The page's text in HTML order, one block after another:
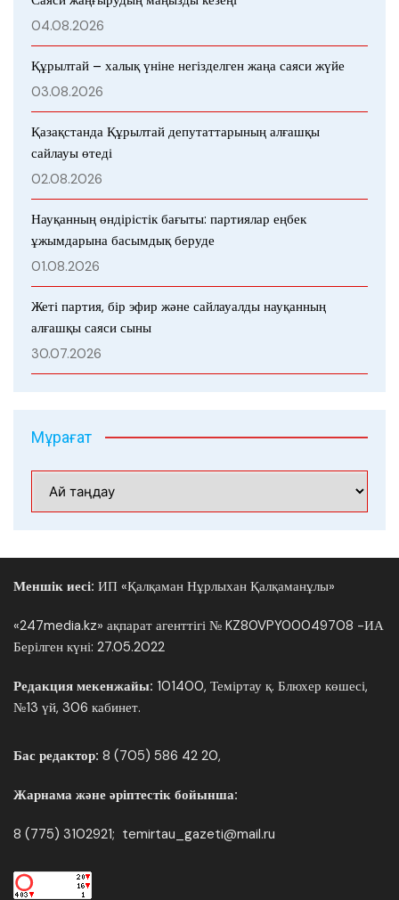
04.08.2026
Құрылтай – халық үніне негізделген жаңа саяси жүйе
03.08.2026
Қазақстанда Құрылтай депутаттарының алғашқы
сайлауы өтеді
02.08.2026
Науқанның өндірістік бағыты: партиялар еңбек
ұжымдарына басымдық беруде
01.08.2026
Жеті партия, бір эфир және сайлауалды науқанның
алғашқы саяси сыны
30.07.2026
Мұрағат
Меншік иесі: ИП «Қалқаман Нұрлыхан Қалқаманұлы»
«247media.kz» ақпарат агенттігі № KZ80VPY00049708 -ИА
Берілген күні: 27.05.2022
Редакция мекенжайы: 101400, Теміртау қ. Блюхер көшесі,
№13 үй, 306 кабинет.
Бас редактор: 8 (705) 586 42 20,
Жарнама және әріптестік бойынша:
8 (775) 3102921; temirtau_gazeti@mail.ru